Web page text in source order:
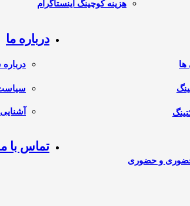
هزینه کوچینگ اینستاگرام
حضوری و حضوری
درباره ما
سیاست
تماس با